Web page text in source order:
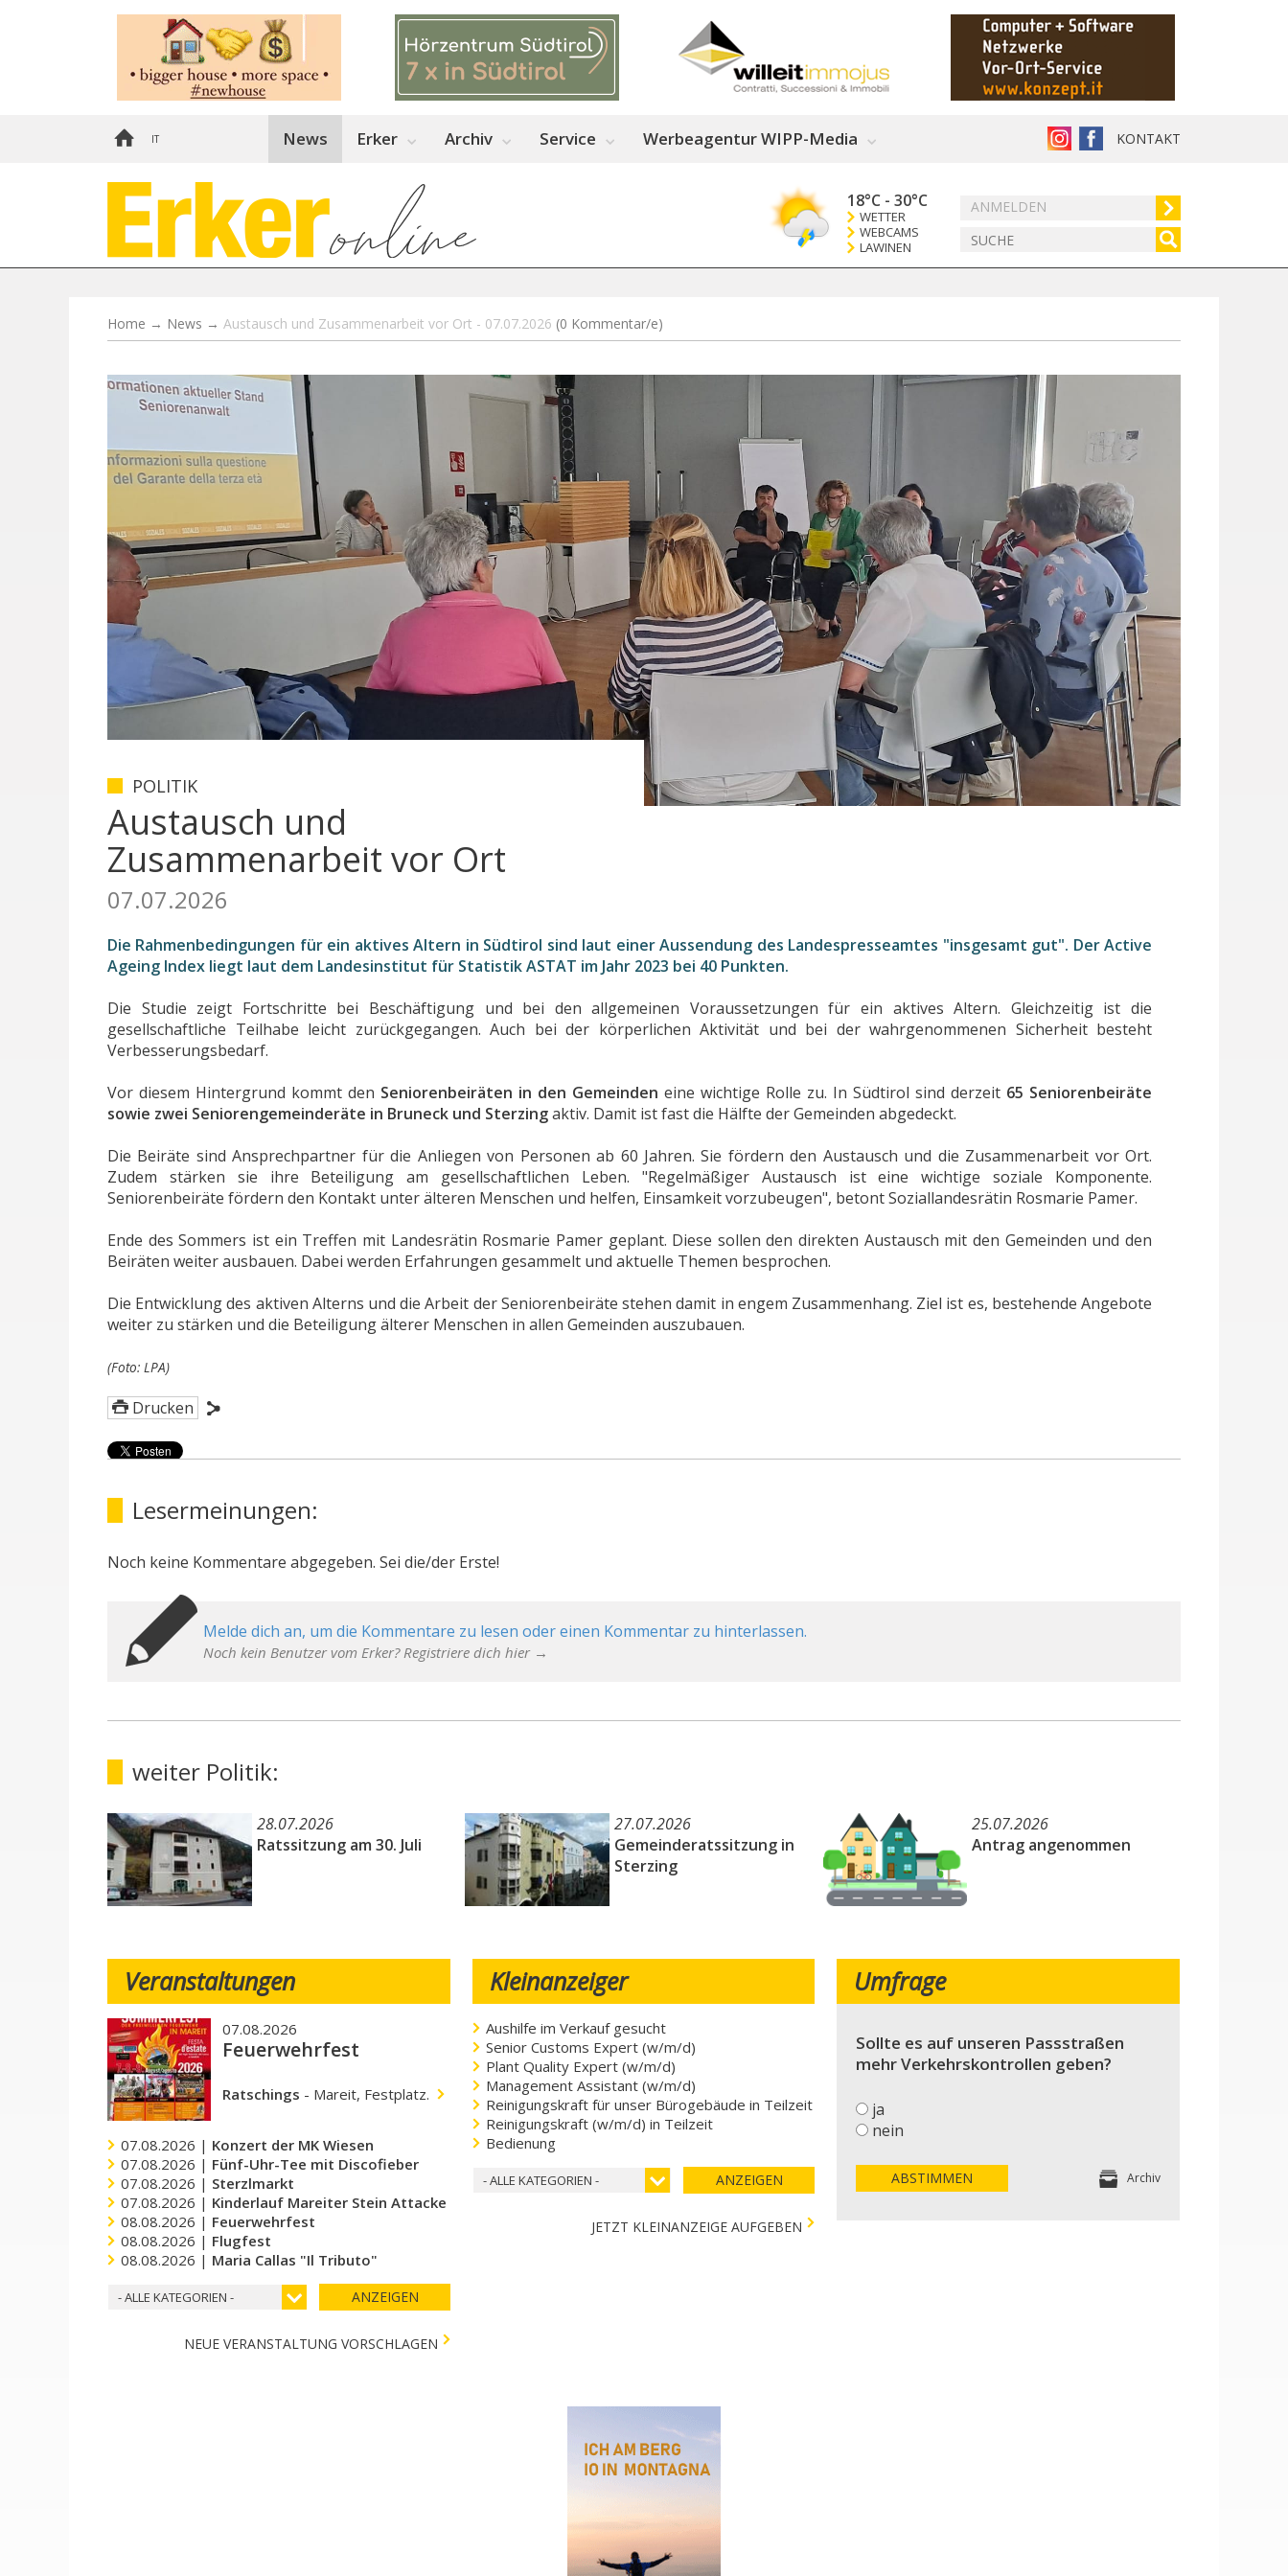
IT KONTAKT
News Erker Archiv Service Werbeagentur WIPP-Media
ANMELDEN
18°C - 30°C
WETTER
WEBCAMS
LAWINEN
Home → News → Austausch und Zusammenarbeit vor Ort - 07.07.2026 (0 Kommentar/e)
POLITIK
Austausch und
Zusammenarbeit vor Ort
07.07.2026
Die Rahmenbedingungen für ein aktives Altern in Südtirol sind laut einer Aussendung des Landespresseamtes "insgesamt gut". Der Active
Ageing Index liegt laut dem Landesinstitut für Statistik ASTAT im Jahr 2023 bei 40 Punkten.
Die Studie zeigt Fortschritte bei Beschäftigung und bei den allgemeinen Voraussetzungen für ein aktives Altern. Gleichzeitig ist die
gesellschaftliche Teilhabe leicht zurückgegangen. Auch bei der körperlichen Aktivität und bei der wahrgenommenen Sicherheit besteht
Verbesserungsbedarf.
Vor diesem Hintergrund kommt den Seniorenbeiräten in den Gemeinden eine wichtige Rolle zu. In Südtirol sind derzeit 65 Seniorenbeiräte
sowie zwei Seniorengemeinderäte in Bruneck und Sterzingaktiv. Damit ist fast die Hälfte der Gemeinden abgedeckt.
Die Beiräte sind Ansprechpartner für die Anliegen von Personen ab 60 Jahren. Sie fördern den Austausch und die Zusammenarbeit vor Ort.
Zudem stärken sie ihre Beteiligung am gesellschaftlichen Leben. "Regelmäßiger Austausch ist eine wichtige soziale Komponente.
Seniorenbeiräte fördern den Kontakt unter älteren Menschen und helfen, Einsamkeit vorzubeugen", betont Soziallandesrätin Rosmarie Pamer.
Ende des Sommers ist ein Treffen mit Landesrätin Rosmarie Pamer geplant. Diese sollen den direkten Austausch mit den Gemeinden und den
Beiräten weiter ausbauen. Dabei werden Erfahrungen gesammelt und aktuelle Themen besprochen.
Die Entwicklung des aktiven Alterns und die Arbeit der Seniorenbeiräte stehen damit in engem Zusammenhang. Ziel ist es, bestehende Angebote
weiter zu stärken und die Beteiligung älterer Menschen in allen Gemeinden auszubauen.
(Foto: LPA)
Drucken
Lesermeinungen:
Noch keine Kommentare abgegeben. Sei die/der Erste!
Melde dich an, um die Kommentare zu lesen oder einen Kommentar zu hinterlassen.
Noch kein Benutzer vom Erker? Registriere dich hier →
weiter Politik:
28.07.2026
Ratssitzung am 30. Juli
27.07.2026
Gemeinderatssitzung in
Sterzing
25.07.2026
Antrag angenommen
Veranstaltungen
07.08.2026
Feuerwehrfest
Ratschings - Mareit, Festplatz.
07.08.2026 | Konzert der MK Wiesen
07.08.2026 | Fünf-Uhr-Tee mit Discofieber
07.08.2026 | Sterzlmarkt
07.08.2026 | Kinderlauf Mareiter Stein Attacke
08.08.2026 | Feuerwehrfest
08.08.2026 | Flugfest
08.08.2026 | Maria Callas "Il Tributo"
- ALLE KATEGORIEN - ANZEIGEN
NEUE VERANSTALTUNG VORSCHLAGEN
Kleinanzeiger
Aushilfe im Verkauf gesucht
Senior Customs Expert (w/m/d)
Plant Quality Expert (w/m/d)
Management Assistant (w/m/d)
Reinigungskraft für unser Bürogebäude in Teilzeit
Reinigungskraft (w/m/d) in Teilzeit
Bedienung
- ALLE KATEGORIEN - ANZEIGEN
JETZT KLEINANZEIGE AUFGEBEN
Umfrage
Sollte es auf unseren Passstraßen
mehr Verkehrskontrollen geben?
ja
nein
ABSTIMMEN Archiv